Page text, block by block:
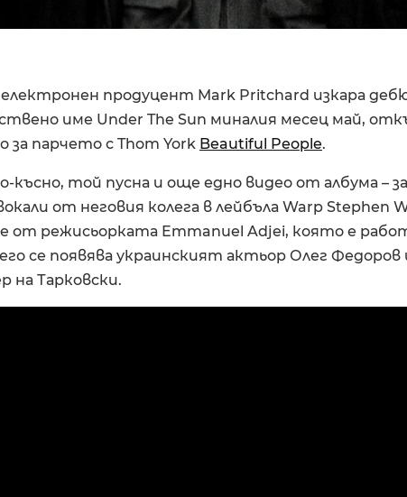
продуцент Mark Pritchard изкара
име Under The Sun миналия месец май,
за парчето с Thom York Beautiful People.
късно, той пусна и още едно видео от албума –
от неговия колега в лейбъла Warp Stephen
от режисьорката Emmanuel Adjei, която е
се появява украинският актьор Олег
на Тарковски.